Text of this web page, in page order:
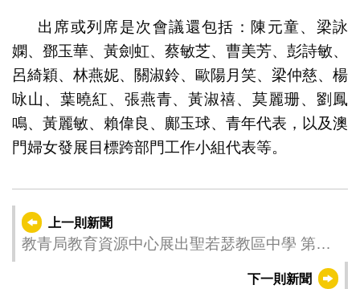
出席或列席是次會議還包括：陳元童、梁詠
嫻、鄧玉華、黃劍虹、蔡敏芝、曹美芳、彭詩敏、
呂綺穎、林燕妮、關淑鈴、歐陽月笑、梁仲慈、楊
咏山、葉曉紅、張燕青、黃淑禧、莫麗珊、劉鳳
鳴、黃麗敏、賴偉良、鄺玉球、青年代表，以及澳
門婦女發展目標跨部門工作小組代表等。
上一則新聞
教青局教育資源中心展出聖若瑟教區中學 第五
下一則新聞